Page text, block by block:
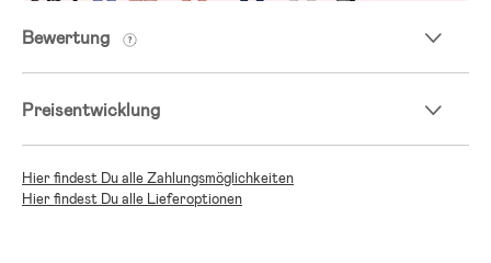
Bewertung
Preisentwicklung
Hier findest Du alle Zahlungsmöglichkeiten
Hier findest Du alle Lieferoptionen